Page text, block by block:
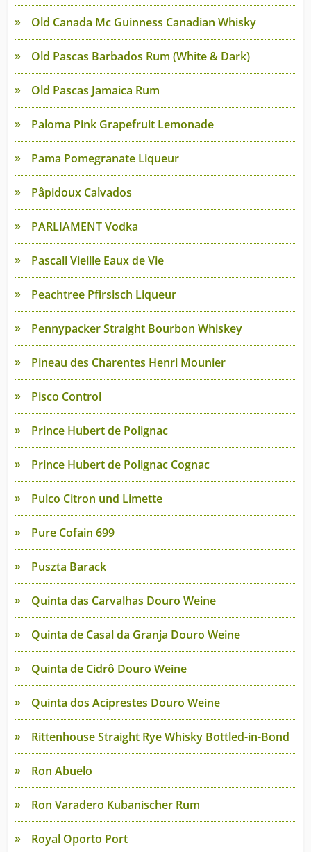
Old Canada Mc Guinness Canadian Whisky
Old Pascas Barbados Rum (White & Dark)
Old Pascas Jamaica Rum
Paloma Pink Grapefruit Lemonade
Pama Pomegranate Liqueur
Pâpidoux Calvados
PARLIAMENT Vodka
Pascall Vieille Eaux de Vie
Peachtree Pfirsisch Liqueur
Pennypacker Straight Bourbon Whiskey
Pineau des Charentes Henri Mounier
Pisco Control
Prince Hubert de Polignac
Prince Hubert de Polignac Cognac
Pulco Citron und Limette
Pure Cofain 699
Puszta Barack
Quinta das Carvalhas Douro Weine
Quinta de Casal da Granja Douro Weine
Quinta de Cidrô Douro Weine
Quinta dos Aciprestes Douro Weine
Rittenhouse Straight Rye Whisky Bottled-in-Bond
Ron Abuelo
Ron Varadero Kubanischer Rum
Royal Oporto Port